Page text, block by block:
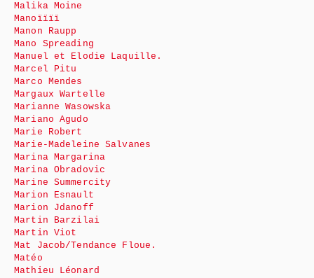
Malika Moine
Manoïïïï
Manon Raupp
Mano Spreading
Manuel et Elodie Laquille.
Marcel Pitu
Marco Mendes
Margaux Wartelle
Marianne Wasowska
Mariano Agudo
Marie Robert
Marie-Madeleine Salvanes
Marina Margarina
Marina Obradovic
Marine Summercity
Marion Esnault
Marion Jdanoff
Martin Barzilai
Martin Viot
Mat Jacob/Tendance Floue.
Matéo
Mathieu Léonard